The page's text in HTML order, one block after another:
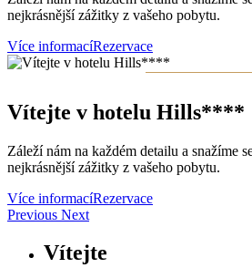
nejkrásnější zážitky z vašeho pobytu.
Více informacíRezervace
Vítejte v hotelu Hills****
Záleží nám na každém detailu a snažíme
nejkrásnější zážitky z vašeho pobytu.
Více informacíRezervace
Previous Next
Vítejte